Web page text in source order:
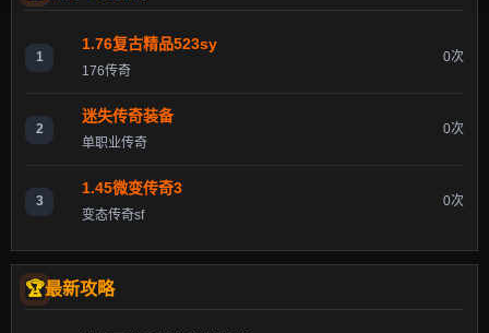
1
1.76复古精品523sy
176传奇
0次
2
迷失传奇装备
单职业传奇
0次
3
1.45微变传奇3
变态传奇sf
0次
最新攻略